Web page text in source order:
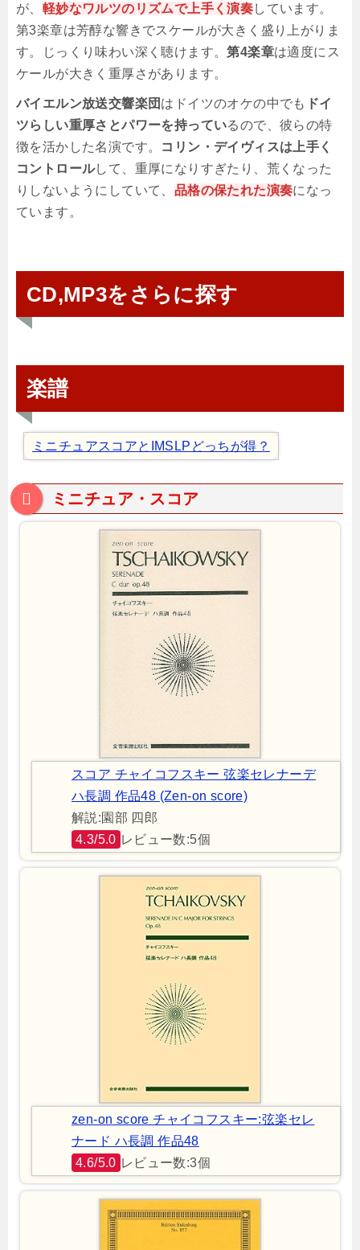
が、 軽妙なワルツのリズムで上手く演奏しています。
第3楽章は芳醇な響きでスケールが大きく盛り上がりま
す。じっくり味わい深く聴けます。第4楽章は適度にス
ケールが大きく重厚さがあります。
バイエルン放送交響楽団 はドイツのオケの中でも ドイ
ツらしい重厚さとパワーを持っているので、彼らの特
徴を活かした名演です。 コリン・デイヴィスは上手く
コントロールして、重厚になりすぎたり、荒くなった
りしないようにしていて、 品格の保たれた演奏になっ
ています。
CD,MP3をさらに探す
楽譜
ミニチュアスコアとIMSLPどっちが得？
ミニチュア・スコア
スコア チャイコフスキー 弦楽セレナーデ
ハ長調 作品48 (Zen‐on score)
解説:園部 四郎
4.3/5.0 レビュー数:5個
zen-on score チャイコフスキー:弦楽セレ
ナード ハ長調 作品48
4.6/5.0 レビュー数:3個